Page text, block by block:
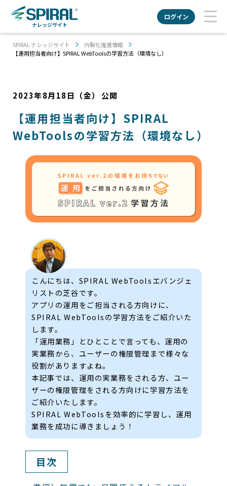
ナレッジサイト
ログイン
SPIRAL ナレッジサイト
内製化推進情報
【運用担当者向け】SPIRAL WebToolsの学習方法（環境なし）
2023年8月18日（金） 公開
【運用担当者向け】SPIRAL
WebToolsの学習方法（環境なし）
こんにちは、SPIRAL WebToolsエバンジェ
リストの芝谷です。
アプリの運用をご担当される方向けに、
SPIRAL WebToolsの学習方法をご紹介いた
します。
「運用業務」とひとことで言っても、運用の
実業務から、ユーザーの権限管理まで様々な
役割がありますよね。
本記事では、運用の実業務をされる方、ユー
ザーの権限管理をされる方向けに学習方法を
ご紹介いたします。
SPIRAL WebToolsを効率的に学習し、運用
業務を成功に導きましょう！
目次